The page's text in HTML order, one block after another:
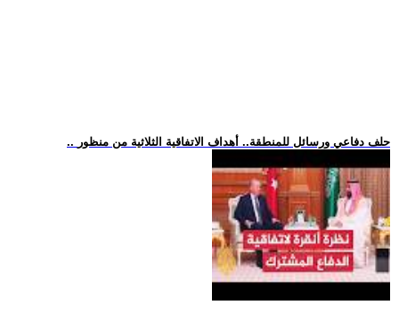
.. حلف دفاعي ورسائل للمنطقة.. أهداف الاتفاقية الثلاثية من منظور